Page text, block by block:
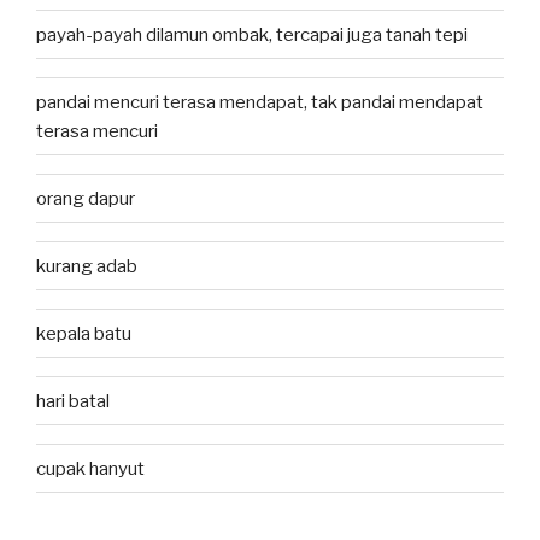
payah-payah dilamun ombak, tercapai juga tanah tepi
pandai mencuri terasa mendapat, tak pandai mendapat
terasa mencuri
orang dapur
kurang adab
kepala batu
hari batal
cupak hanyut